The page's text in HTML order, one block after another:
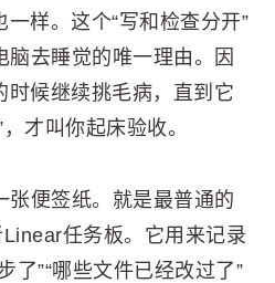
样。这个“写和检查分开”
脑去睡觉的唯一理由。因
时候继续挑毛病，直到它
才叫你起床验收。
张便签纸。就是最普通的
任务板。它用来记录
了”“哪些文件已经改过了”